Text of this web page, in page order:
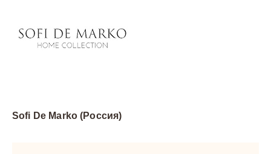
Sofi De Marko (Россия)